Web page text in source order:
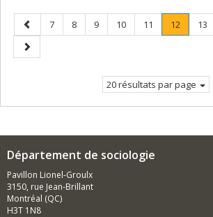
Page
précédente
Page
7 Page
8 Page
9 Page
10 Page
11 Page
12
Page
Page
13
Page
suivante
20 résultats par page
Département de sociologie
Pavillon Lionel-Groulx
3150, rue Jean-Brillant
Montréal (QC)
H3T 1N8